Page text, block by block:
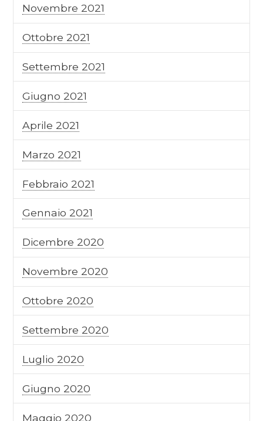
Novembre 2021
Ottobre 2021
Settembre 2021
Giugno 2021
Aprile 2021
Marzo 2021
Febbraio 2021
Gennaio 2021
Dicembre 2020
Novembre 2020
Ottobre 2020
Settembre 2020
Luglio 2020
Giugno 2020
Maggio 2020